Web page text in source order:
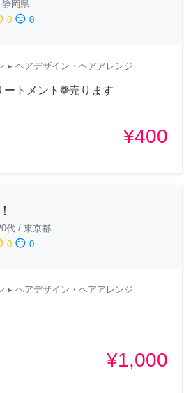
静岡県
0 sentiment_dissatisfied 0
▸ ヘアデザイン・ヘアアレンジ
トメント❁売ります
¥400
代 / 東京都
0 sentiment_dissatisfied 0
▸ ヘアデザイン・ヘアアレンジ
¥1,000